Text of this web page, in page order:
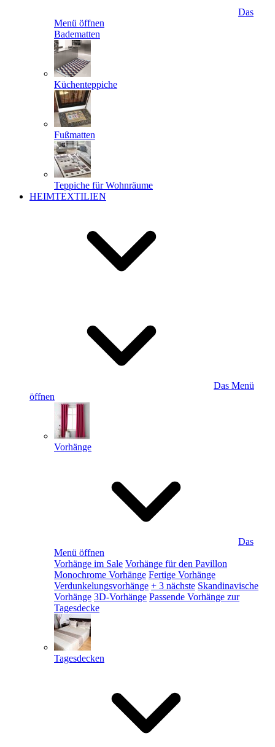
Das
Menü öffnen
Badematten
Küchenteppiche
Fußmatten
Teppiche für Wohnräume
HEIMTEXTILIEN
Das Menü
öffnen
Vorhänge
Das
Menü öffnen
Vorhänge im Sale Vorhänge für den Pavillon
Monochrome Vorhänge Fertige Vorhänge
Verdunkelungsvorhänge + 3 nächste Skandinavische
Vorhänge 3D-Vorhänge Passende Vorhänge zur
Tagesdecke
Tagesdecken